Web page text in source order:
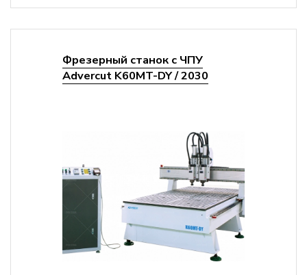
Фрезерный станок с ЧПУ
Advercut K60MT-DY / 2030